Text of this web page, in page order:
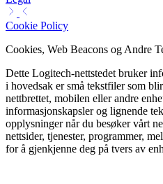
Cookie Policy
Cookies, Web Beacons og Andre
Dette Logitech-nettstedet bruker
i hovedsak er små tekstfiler som
nettbrettet, mobilen eller andre
informasjonskapsler og lignende
opplysninger når du besøker vårt
nettsider, tjenester, programmer,
for å gjenkjenne deg på tvers av